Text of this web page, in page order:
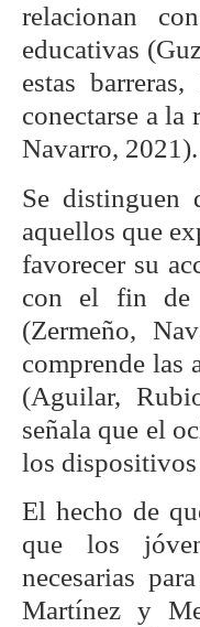
relacionan
educativas
estas
conectarse a
Navarro, 2021).
Se distinguen
aquellos que
favorecer su
con el fin de
(Zermeño,
comprende las
(Aguilar,
señala que el
los
El hecho de
que los
necesarias
Martínez y